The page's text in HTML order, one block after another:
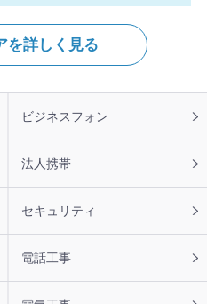
導入のお問い合わせを頂き
。
入のお問い合わせを頂きま
を詳しく見る
ビジネスフォン
法人携帯
セキュリティ
電話工事